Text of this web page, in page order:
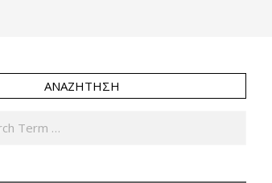
ΑΝΑΖΉΤΗΣΗ